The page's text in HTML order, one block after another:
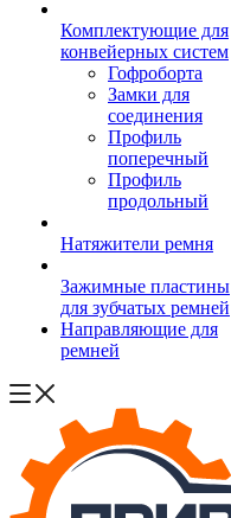
Комплектующие для
конвейерных систем
Гофроборта
Замки для
соединения
Профиль
поперечный
Профиль
продольный
Натяжители ремня
Зажимные пластины
для зубчатых ремней
Направляющие для
ремней